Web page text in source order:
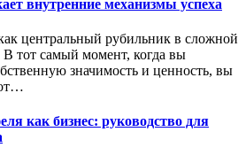
внутренние механизмы успеха
центральный рубильник в сложной
В тот самый момент, когда вы
значимость и ценность, вы
как бизнес: руководство для